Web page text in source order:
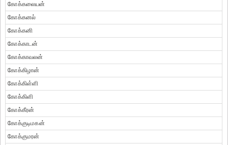
கோக்கலையன்
கோக்கனல்
கோக்கனி
கோக்காடன்
கோக்காவலன்
கோக்கிழான்
கோக்கிள்ளி
கோக்கிளி
கோக்கீரன்
கோக்குடிமகன்
கோக்குமரன்